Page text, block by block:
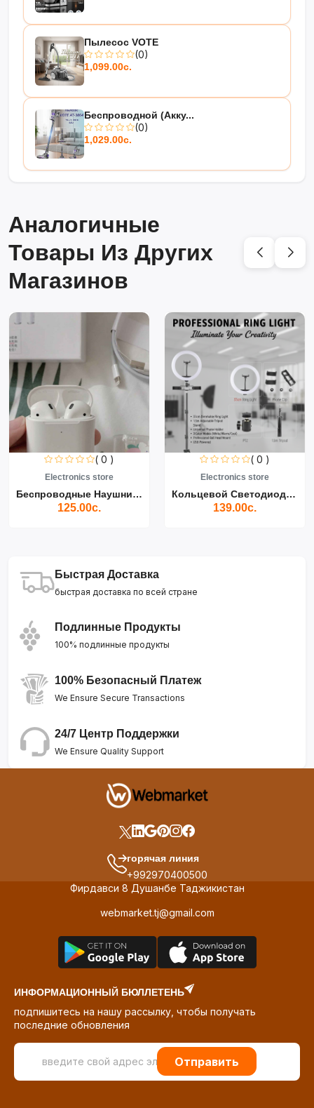
Пылесос VOTE
(0)
1,099.00с.
Беспроводной (акку...
(0)
1,029.00с.
Аналогичные
Товары Из Других
Магазинов
( 0 )
Electronics store
Беспроводные Наушники Air...
125.00с.
( 0 )
Electronics store
Кольцевой Светодиодный Св...
139.00с.
Быстрая Доставка
быстрая доставка по всей стране
Подлинные Продукты
100% подлинные продукты
100% Безопасный Платеж
We Ensure Secure Transactions
24/7 Центр Поддержки
We Ensure Quality Support
горячая линия
+992970400500
Фирдавси 8 Душанбе Таджикистан
webmarket.tj@gmail.com
ИНФОРМАЦИОННЫЙ БЮЛЛЕТЕНЬ
подпишитесь на нашу рассылку, чтобы получать
последние обновления
Отправить